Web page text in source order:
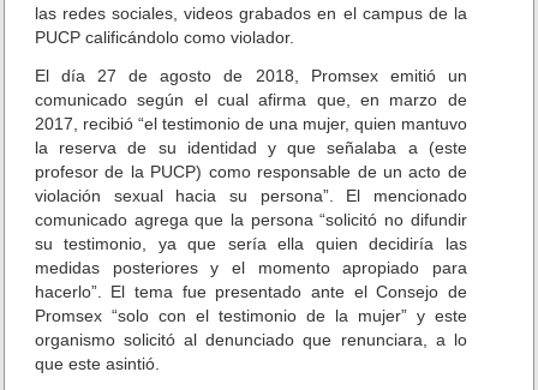
las redes sociales, videos grabados en el campus de la
PUCP calificándolo como violador.
El día 27 de agosto de 2018, Promsex emitió un
comunicado según el cual afirma que, en marzo de
2017, recibió “el testimonio de una mujer, quien mantuvo
la reserva de su identidad y que señalaba a (este
profesor de la PUCP) como responsable de un acto de
violación sexual hacia su persona”. El mencionado
comunicado agrega que la persona “solicitó no difundir
su testimonio, ya que sería ella quien decidiría las
medidas posteriores y el momento apropiado para
hacerlo”. El tema fue presentado ante el Consejo de
Promsex “solo con el testimonio de la mujer” y este
organismo solicitó al denunciado que renunciara, a lo
que este asintió.